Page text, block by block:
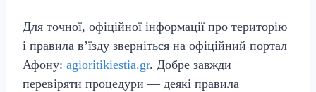
Для точної, офіційної інформації про територію
і правила в’їзду зверніться на офіційний портал
Афону: agioritikiestia.gr. Добре завжди
перевіряти процедури — деякі правила